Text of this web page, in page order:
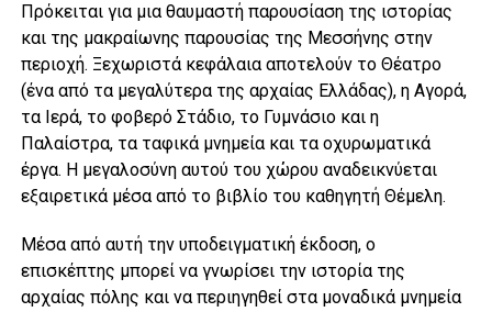
Πρόκειται για μια θαυμαστή παρουσίαση της ιστορίας
και της μακραίωνης παρουσίας της Μεσσήνης στην
περιοχή. Ξεχωριστά κεφάλαια αποτελούν το Θέατρο
(ένα από τα μεγαλύτερα της αρχαίας Ελλάδας), η Αγορά,
τα Ιερά, το φοβερό Στάδιο, το Γυμνάσιο και η
Παλαίστρα, τα ταφικά μνημεία και τα οχυρωματικά
έργα. Η μεγαλοσύνη αυτού του χώρου αναδεικνύεται
εξαιρετικά μέσα από το βιβλίο του καθηγητή Θέμελη.
Μέσα από αυτή την υποδειγματική έκδοση, ο
επισκέπτης μπορεί να γνωρίσει την ιστορία της
αρχαίας πόλης και να περιηγηθεί στα μοναδικά μνημεία